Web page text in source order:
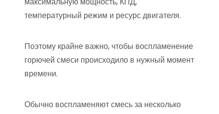
температурный режим и ресурс двигателя.
Поэтому крайне важно, чтобы воспламенение
горючей смеси происходило в нужный момент
времени.
Обычно воспламеняют смесь за несколько